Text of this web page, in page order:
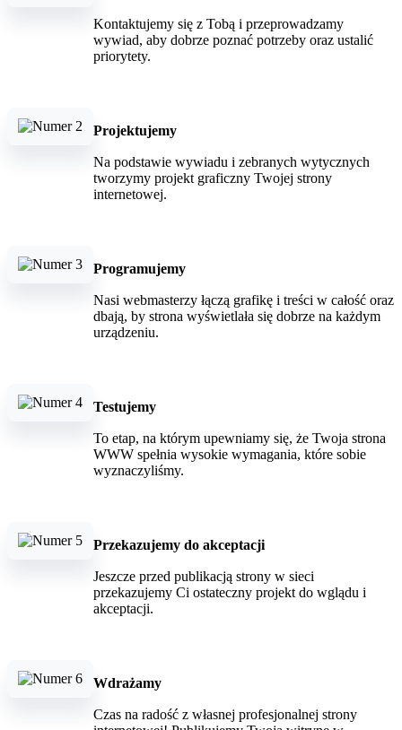
Kontaktujemy się z Tobą i przeprowadzamy
wywiad, aby dobrze poznać potrzeby oraz ustalić
priorytety.
Projektujemy
Na podstawie wywiadu i zebranych wytycznych
tworzymy projekt graficzny Twojej strony
internetowej.
Programujemy
Nasi webmasterzy łączą grafikę i treści w całość oraz
dbają, by strona wyświetlała się dobrze na każdym
urządzeniu.
Testujemy
To etap, na którym upewniamy się, że Twoja strona
WWW spełnia wysokie wymagania, które sobie
wyznaczyliśmy.
Przekazujemy do akceptacji
Jeszcze przed publikacją strony w sieci
przekazujemy Ci ostateczny projekt do wglądu i
akceptacji.
Wdrażamy
Czas na radość z własnej profesjonalnej strony